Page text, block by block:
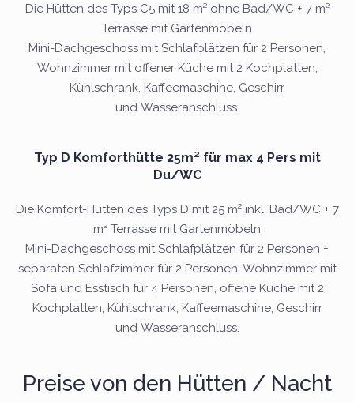
Die Hütten des Typs C5 mit 18 m² ohne Bad/WC + 7 m²
Terrasse mit Gartenmöbeln
Mini-Dachgeschoss mit Schlafplätzen für 2 Personen,
Wohnzimmer mit offener Küche mit 2 Kochplatten,
Kühlschrank, Kaffeemaschine, Geschirr
und Wasseranschluss.
Typ D Komforthütte 25m² für max 4 Pers mit
Du/WC
Die Komfort-Hütten des Typs D mit 25 m² inkl. Bad/WC + 7
m² Terrasse mit Gartenmöbeln
Mini-Dachgeschoss mit Schlafplätzen für 2 Personen +
separaten Schlafzimmer für 2 Personen. Wohnzimmer mit
Sofa und Esstisch für 4 Personen, offene Küche mit 2
Kochplatten, Kühlschrank, Kaffeemaschine, Geschirr
und Wasseranschluss.
Preise von den Hütten / Nacht